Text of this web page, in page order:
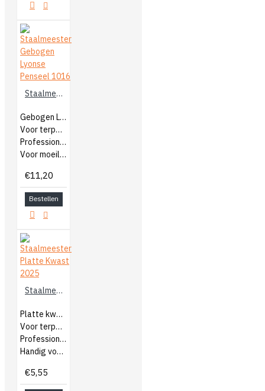
Staalmeester Gebogen Lyonse Penseel 1016
Gebogen Lyonse penseel
Voor terpentine verf
Professionele kwast
Voor moeilijk bereikbare plekken
€11,20
Bestellen
Staalmeester Platte Kwast 2025
Platte kwast
Voor terpentine verf
Professionele kwast
Handig voor grote oppervlakken
€5,55